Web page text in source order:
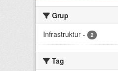
Grup
Infrastruktur - 2
Tag